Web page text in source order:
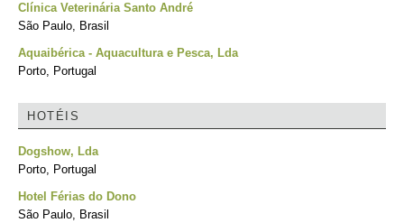
Clínica Veterinária Santo André
São Paulo, Brasil
Aquaibérica - Aquacultura e Pesca, Lda
Porto, Portugal
HOTÉIS
Dogshow, Lda
Porto, Portugal
Hotel Férias do Dono
São Paulo, Brasil